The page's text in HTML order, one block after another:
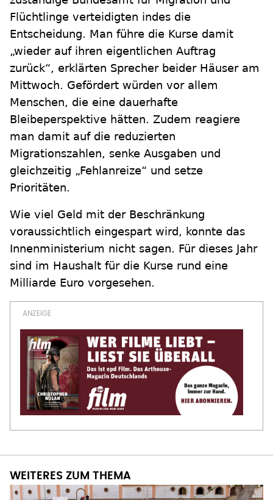
Flüchtlinge verteidigten indes die
Entscheidung. Man führe die Kurse damit
„wieder auf ihren eigentlichen Auftrag
zurück“, erklärten Sprecher beider Häuser am
Mittwoch. Gefördert würden vor allem
Menschen, die eine dauerhafte
Bleibeperspektive hätten. Zudem reagiere
man damit auf die reduzierten
Migrationszahlen, senke Ausgaben und
gleichzeitig „Fehlanreize“ und setze
Prioritäten.
Wie viel Geld mit der Beschränkung
voraussichtlich eingespart wird, konnte das
Innenministerium nicht sagen. Für dieses Jahr
sind im Haushalt für die Kurse rund eine
Milliarde Euro vorgesehen.
WEITERES ZUM THEMA